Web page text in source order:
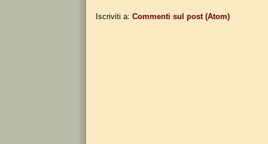
Iscriviti a: Commenti sul post (Atom)